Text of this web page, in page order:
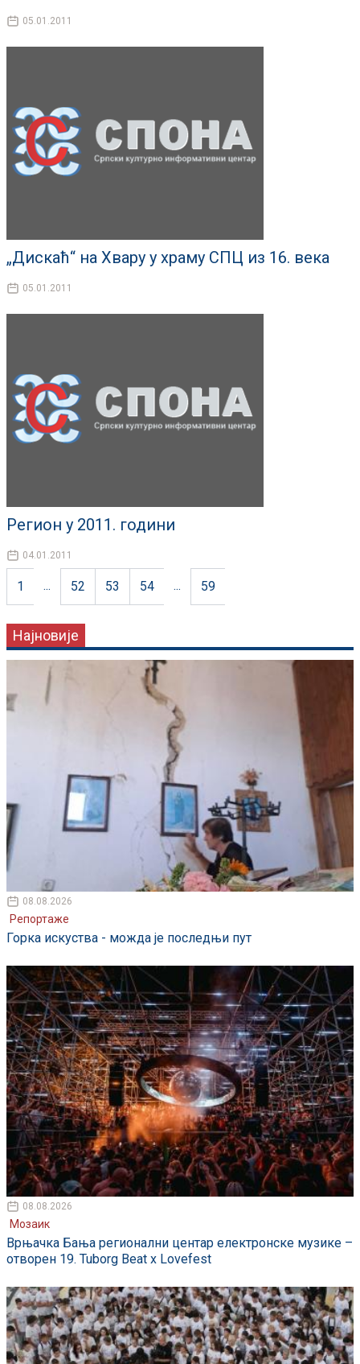
05.01.2011
„Дискаћ“ на Хвару у храму СПЦ из 16. века
05.01.2011
Регион у 2011. години
04.01.2011
1 ... 52 53 54 ... 59
Најновије
08.08.2026
Репортаже
Горка искуства - можда је последњи пут
08.08.2026
Мозаик
Врњачка Бања регионални центар електронске музике –
отворен 19. Tuborg Beat x Lovefest